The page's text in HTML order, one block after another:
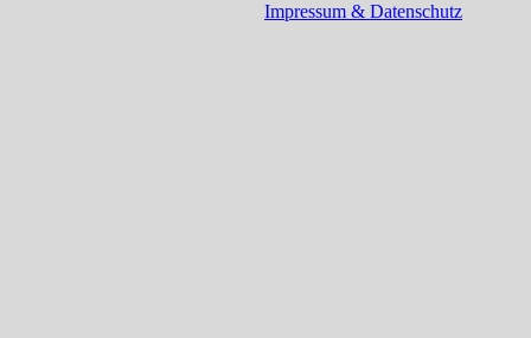
Impressum & Datenschutz